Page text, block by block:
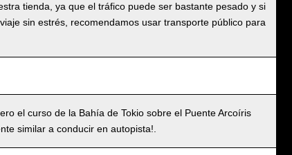
tienda, ya que el tráfico puede ser bastante pesado y si
sin estrés, recomendamos usar transporte público para
el curso de la Bahía de Tokio sobre el Puente Arcoíris
similar a conducir en autopista!.